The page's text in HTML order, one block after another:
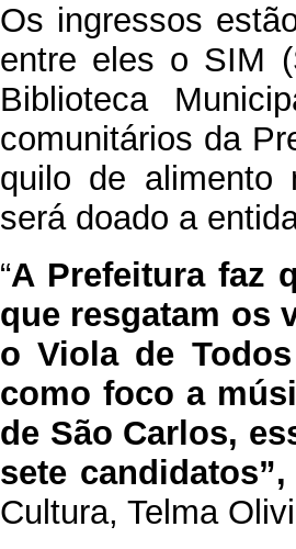
Os ingressos
entre eles o SIM
Biblioteca
comunitários da
quilo de alimento
será doado a
“A Prefeitura faz
que resgatam os
o Viola de
como foco a
de São Carlos,
sete candidatos”,
Cultura, Telma